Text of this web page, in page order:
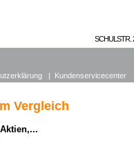
Vergleich
| Kundenservicecenter